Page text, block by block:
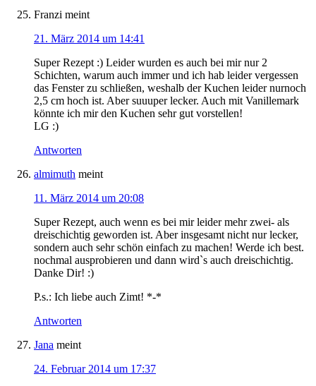
Franzi meint
21. März 2014 um 14:41
Super Rezept :) Leider wurden es auch bei mir nur 2
Schichten, warum auch immer und ich hab leider vergessen
das Fenster zu schließen, weshalb der Kuchen leider nurnoch
2,5 cm hoch ist. Aber suuuper lecker. Auch mit Vanillemark
könnte ich mir den Kuchen sehr gut vorstellen!
LG :)
Antworten
almimuth meint
11. März 2014 um 20:08
Super Rezept, auch wenn es bei mir leider mehr zwei- als
dreischichtig geworden ist. Aber insgesamt nicht nur lecker,
sondern auch sehr schön einfach zu machen! Werde ich best.
nochmal ausprobieren und dann wird`s auch dreischichtig.
Danke Dir! :)
P.s.: Ich liebe auch Zimt! *-*
Antworten
Jana meint
24. Februar 2014 um 17:37